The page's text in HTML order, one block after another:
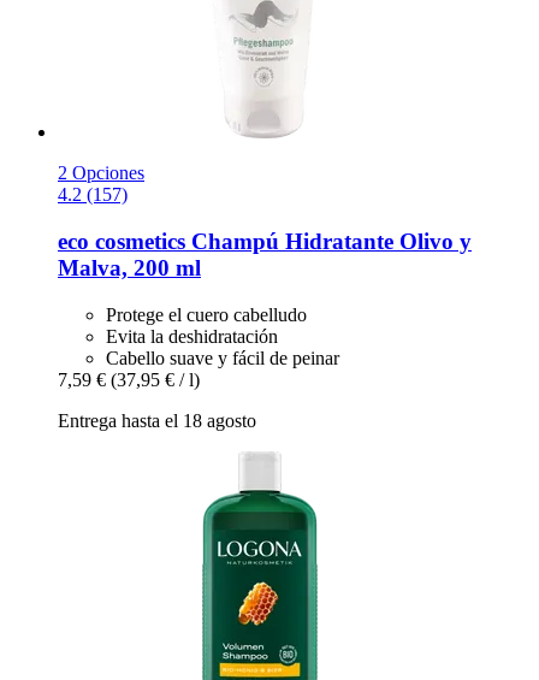
2 Opciones
4.2 (157)
eco cosmetics Champú Hidratante Olivo y
Malva, 200 ml
Protege el cuero cabelludo
Evita la deshidratación
Cabello suave y fácil de peinar
7,59 € (37,95 € / l)
Entrega hasta el 18 agosto